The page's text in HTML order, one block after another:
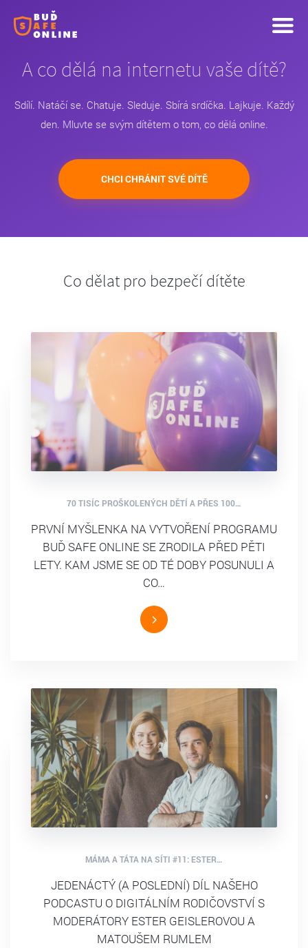
A co dělá na internetu vaše dítě?
Sdílí. Natáčí se. Chatuje. Sleduje. Sbírá srdíčka. Lajkuje. Každý
den. Mluvte se svým dítětem o tom, co dělá online.
CHCI CHRÁNIT SVÉ DÍTĚ
Co dělat pro bezpečí dítěte
70 TISÍC PROŠKOLENÝCH DĚTÍ A PŘES 100…
PRVNÍ MYŠLENKA NA VYTVOŘENÍ PROGRAMU
BUĎ SAFE ONLINE SE ZRODILA PŘED PĚTI
LETY. KAM JSME SE OD TÉ DOBY POSUNULI A
CO…
MÁMA A TÁTA NA SÍTI #11: ESTER…
JEDENÁCTÝ (A POSLEDNÍ) DÍL NAŠEHO
PODCASTU O DIGITÁLNÍM RODIČOVSTVÍ S
MODERÁTORY ESTER GEISLEROVOU A
MATOUŠEM RUMLEM